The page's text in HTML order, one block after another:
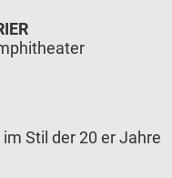
Stil der 20 er Jahre